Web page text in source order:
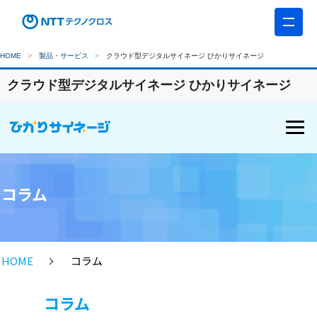
HOME 製品・サービス クラウド型デジタルサイネージ ひかりサイネージ
クラウド型デジタルサイネージ ひかりサイネージ
コラム
HOME コラム
コラム